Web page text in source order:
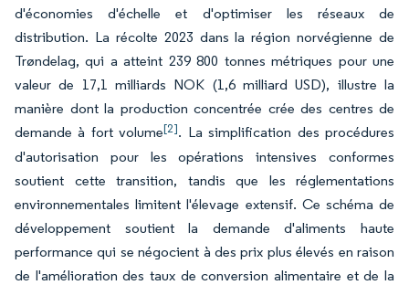
d'économies d'échelle et d'optimiser les réseaux de
distribution. La récolte 2023 dans la région norvégienne de
Trøndelag, qui a atteint 239 800 tonnes métriques pour une
valeur de 17,1 milliards NOK (1,6 milliard USD), illustre la
manière dont la production concentrée crée des centres de
demande à fort volume[2]. La simplification des procédures
d'autorisation pour les opérations intensives conformes
soutient cette transition, tandis que les réglementations
environnementales limitent l'élevage extensif. Ce schéma de
développement soutient la demande d'aliments haute
performance qui se négocient à des prix plus élevés en raison
de l'amélioration des taux de conversion alimentaire et de la